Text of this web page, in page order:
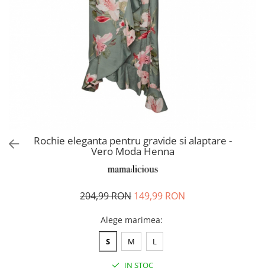
Pantaloni scurți pentru gravide
Sutiene / Bustiere / Maiouri
Rochie eleganta pentru gravide si alaptare -
Vero Moda Henna
204,99 RON 149,99 RON
Alege marimea:
S M L
IN STOC